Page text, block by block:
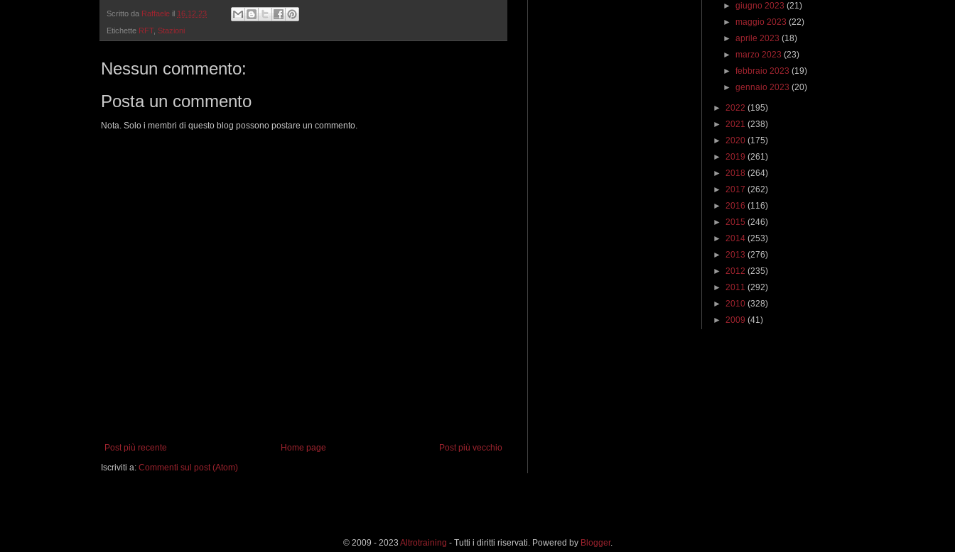
Scritto da Raffaele il 16.12.23
Etichette RFT, Stazioni
Nessun commento:
Posta un commento
Nota. Solo i membri di questo blog possono postare un commento.
Post più recente Post più vecchio
Home page
Iscriviti a: Commenti sul post (Atom)
►giugno 2023(21)
►maggio 2023(22)
►aprile 2023(18)
►marzo 2023(23)
►febbraio 2023(19)
►gennaio 2023(20)
► 2022 (195)
► 2021 (238)
► 2020 (175)
► 2019 (261)
► 2018 (264)
► 2017 (262)
► 2016 (116)
► 2015 (246)
► 2014 (253)
► 2013 (276)
► 2012 (235)
► 2011 (292)
► 2010 (328)
► 2009 (41)
© 2009 - 2023 Altrotraining - Tutti i diritti riservati. Powered by Blogger.